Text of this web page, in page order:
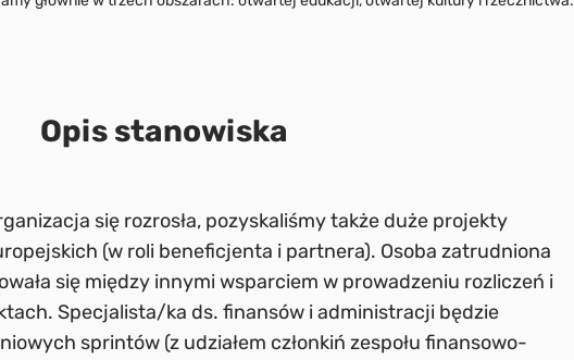
Opis stanowiska
się rozrosła, pozyskaliśmy także duże projekty
(w roli beneficjenta i partnera). Osoba zatrudniona
się między innymi wsparciem w prowadzeniu rozliczeń i
Specjalista/ka ds. finansów i administracji będzie
sprintów (z udziałem członkiń zespołu finansowo-